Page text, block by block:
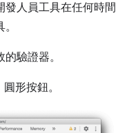
人員工具在任何時間
驗證器。
圓形按鈕。